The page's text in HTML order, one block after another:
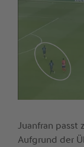
Juanfran
Aufgrund der